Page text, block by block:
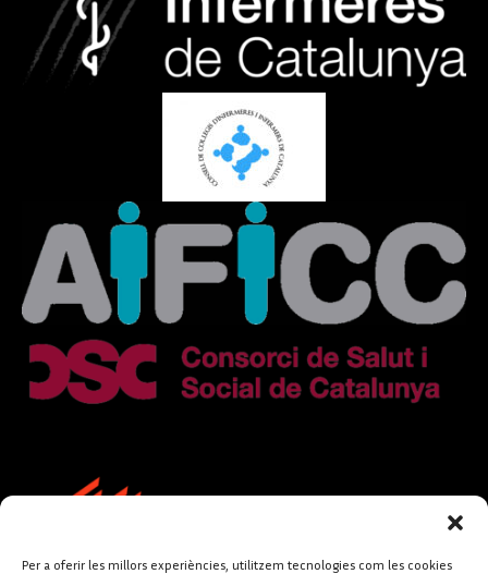
Per a oferir les millors experiències, utilitzem tecnologies com les cookies